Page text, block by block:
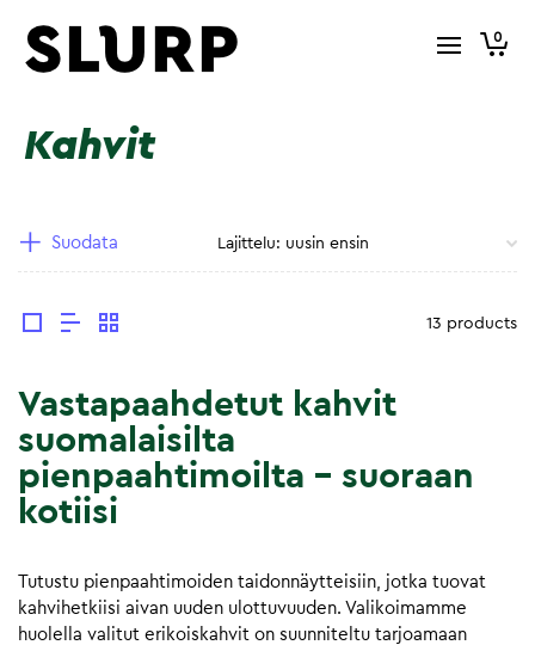
0
Kahvit
Suodata
13 products
Vastapaahdetut kahvit
suomalaisilta
pienpaahtimoilta – suoraan
kotiisi
Tutustu pienpaahtimoiden taidonnäytteisiin, jotka tuovat
kahvihetkiisi aivan uuden ulottuvuuden. Valikoimamme
huolella valitut erikoiskahvit on suunniteltu tarjoamaan